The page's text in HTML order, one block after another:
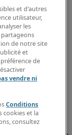
naar een
organisatie
een modern en
<strong>AY
samen met
financieel
en
klaarzetten en
van
li><li>Uitvoeren
en
wettelijke
et d'autres
utilisateur,
les
de notre site
et
de
vendre ni
Conditions
cookies et la
consultez